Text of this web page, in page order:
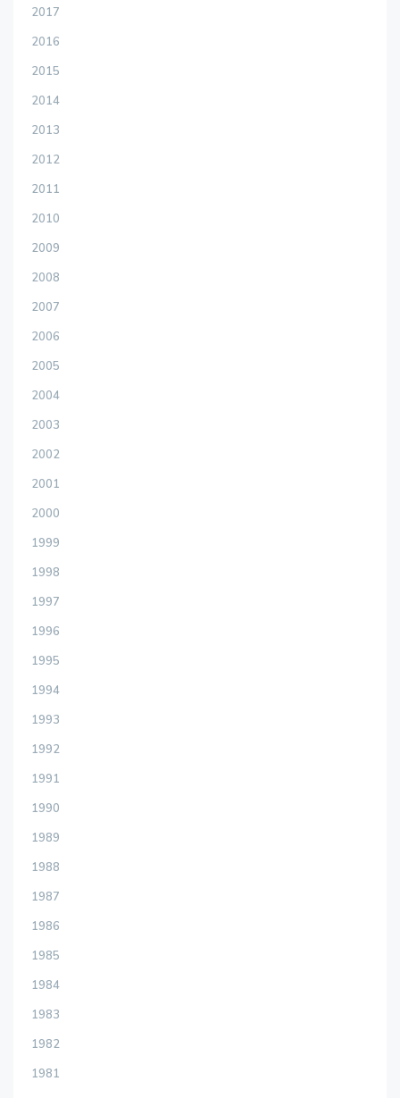
2017
2016
2015
2014
2013
2012
2011
2010
2009
2008
2007
2006
2005
2004
2003
2002
2001
2000
1999
1998
1997
1996
1995
1994
1993
1992
1991
1990
1989
1988
1987
1986
1985
1984
1983
1982
1981